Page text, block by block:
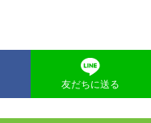
友だちに送る